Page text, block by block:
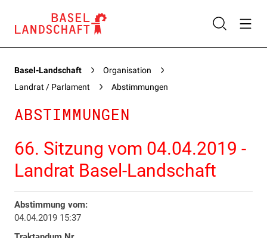
Basel-Landschaft
Organisation
Landrat / Parlament
Abstimmungen
ABSTIMMUNGEN